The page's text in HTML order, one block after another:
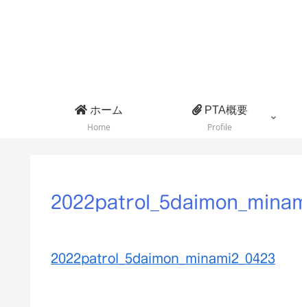
ホーム
Home
PTA概要
Profile
2022patrol_5daimon_minami2_0423